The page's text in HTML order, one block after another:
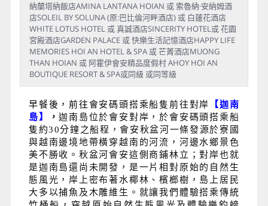
納蘭塔納飯店AMINA LANTANA HOIAN 或 索魯納·安納姆酒
店SOLEIL BY SOLUNA (原:巴比倫河畔酒店) 或 白蓮花酒店
WHITE LOTUS HOTEL 或 真誠酒店SINCERITY HOTEL或 花園
宮殿酒店GARDEN PALACE 或 快樂生活記憶酒店HAPPY LIFE
MEMORIES HOI AN HOTEL & SPA 或 芒菁酒店MUONG
THAN HOIAN 或 阿霍伊會安精品度假村 AHOY HOI AN
BOUTIQUE RESORT & SPA或同級 或同等級
早餐後，前往會安碼頭搭乘船隻前往對岸
【迦南
島】
，迦南島位於會安對岸，於會安碼頭搭乘船
隻約30分鐘之船程，會安秋盆河一條發源於寮國
與越南邊境地帶橫穿越南的河流，河邊水鄉景色
美不勝收。秋盆河會安這側商鋪林立；對岸也就
是迦南島還尚未開發，是一片相對原始的自然生
態風光，岸上密布著水椰林、檳榔樹，島上居民
大多以捕魚及木雕維生。就讓我們體驗搭乘傳統